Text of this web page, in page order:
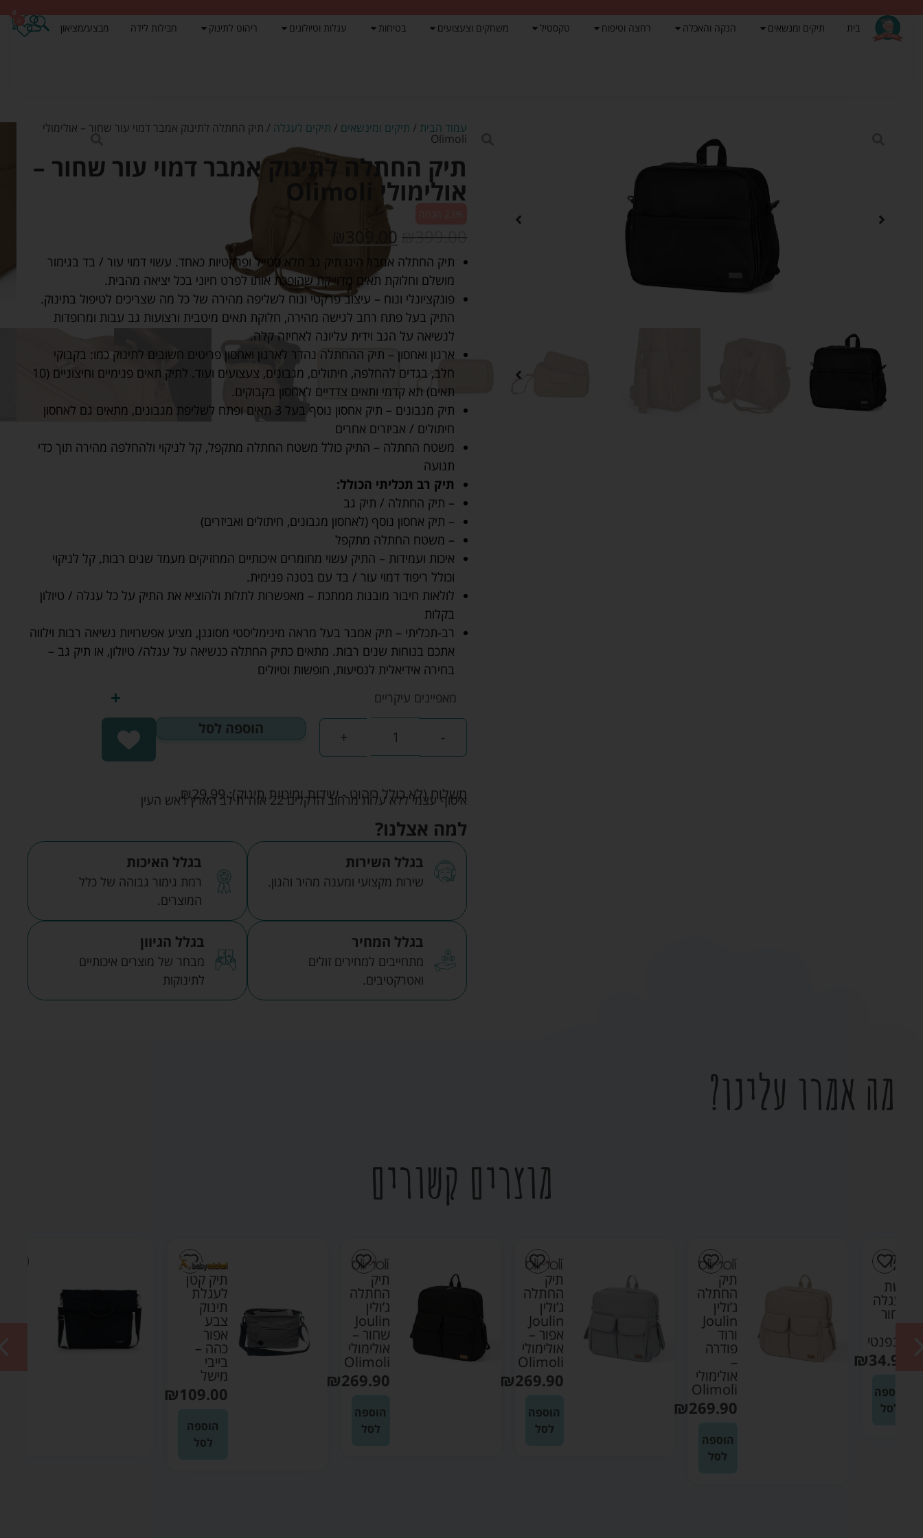
בית תיקים ומנשאים הנקה והאכלה רחצה וטיפוח טקסטיל משחקים וצעצועים בטיחות עגלות וטיולונים ריהוט לתינוק חבילות לידה מבצע/מציאון
0
עמוד הבית / תיקים ומינשאים / תיקים לעגלה / תיק החתלה לתינוק אמבר דמוי עור שחור – אולימולי
Olimoli
תיק החתלה לתינוק אמבר דמוי עור שחור –
אולימולי Olimoli
₪399.00
309.00
תיק החתלה אמבר הינו תיק גב מלא סטייל ופרקטיות כאחד. עשוי דמוי עור / בד בגימור
מושלם וחלוקת תאים מדוייקת שהופכת אותו לפרט חיוני בכל יציאה מהבית.
פונקציונלי ונוח – עיצוב פרקטי ונוח לשליפה מהירה של כל מה שצריכים לטיפול בתינוק.
התיק בעל פתח רחב לגישה מהירה, חלוקת תאים מיטבית ורצועות גב עבות ומרופדות
לנשיאה על הגב וידית עליונה לאחיזה קלה.
ארגון ואחסון – תיק ההחתלה נהדר לארגון ואחסון פריטים חשובים לתינוק כמו: בקבוקי
חלב, בגדים להחלפה, חיתולים, מגבונים, צעצועים ועוד. לתיק תאים פנימיים וחיצוניים (10
תאים) תא קדמי ותאים צדדיים לאחסון בקבוקים.
תיק מגבונים – תיק אחסון נוסף בעל 3 תאים ופתח לשליפת מגבונים, מתאים גם לאחסון
חיתולים / אביזרים אחרים
משטח החתלה – התיק כולל משטח החתלה מתקפל, קל לניקוי ולהחלפה מהירה תוך כדי
תנועה
תיק רב תכליתי הכולל:
– תיק החתלה / תיק גב
– תיק אחסון נוסף (לאחסון מגבונים, חיתולים ואביזרים)
– משטח החתלה מתקפל
איכות ועמידות – התיק עשוי מחומרים איכותיים המחזיקים מעמד שנים רבות, קל לניקוי
וכולל ריפוד דמוי עור / בד עם בטנה פנימית.
לולאות חיבור מובנות ממתכת – מאפשרות לתלות ולהוציא את התיק על כל עגלה / טיולון
בקלות
רב-תכליתי – תיק אמבר בעל מראה מינימליסטי מסוגנן, מציע אפשרויות נשיאה רבות וילווה
אתכם בנוחות שנים רבות. מתאים כתיק החתלה כנשיאה על עגלה/ טיולון, או תיק גב –
בחירה אידיאלית לנסיעות, חופשות וטיולים
מאפיינים עיקריים
-
+ הוספה לסל
משלוח (לא כולל ריהוט - שידות ומיטות תינוק): ₪29.99 איסוף עצמי ללא עלות מרחוב הדקלים 22 אזה"ת לב הארץ ראש העין
למה אצלנו?
בגלל השירות
שירות מקצועי ומענה מהיר והגון.
בגלל האיכות
רמת גימור גבוהה של כלל
המוצרים.
בגלל המחיר
מתחייבים למחירים זולים
ואטרקטיבים.
בגלל הגיוון
מבחר של מוצרים איכותיים
לתינוקות
מה אמרו עלינו?
מוצרים קשורים
₪
ורוד
–
אולימולי
Olimoli
₪269.90
אפור –
אולימולי
Olimoli
₪269.90
החתלה
Joulin
שחור –
אולימולי
Olimoli
₪269.90
תיק קטן
תינוק
צבע
אפור
כהה –
בייבי
₪109.00
החתלה
לעגלה
שחור
באמפריידר